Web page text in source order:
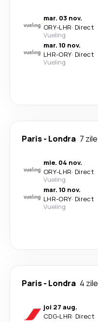
mar. 03 nov.
ORY-LHR· Direct
Vueling
mar. 10 nov.
LHR-ORY· Direct
Vueling
Paris- Londra 7 zile
mie. 04 nov.
ORY-LHR· Direct
Vueling
mar. 10 nov.
LHR-ORY· Direct
Vueling
Paris- Londra 4 zile
joi 27 aug.
CDG-LHR· Direct